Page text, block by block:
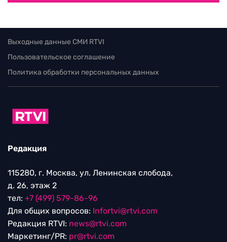
Выходные данные СМИ RTVI
Пользовательское соглашение
Политика обработки персональных данных
Редакция
115280, г. Москва, ул. Ленинская слобода,
д. 26, этаж 2
тел: +7 (499) 579-86-96
Для общих вопросов: Infortvi@rtvi.com
Редакция RTVI: news@rtvi.com
Маркетинг/PR: pr@rtvi.com